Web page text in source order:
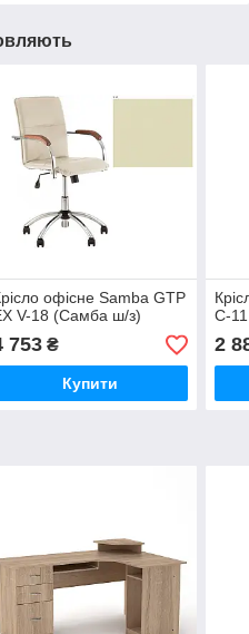
офісне Samba GTP
V-18 (Самба ш/з)
753₴
Купити
C-
2